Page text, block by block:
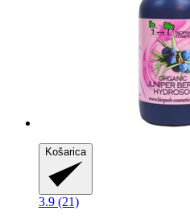
Košarica
3.9 (21)